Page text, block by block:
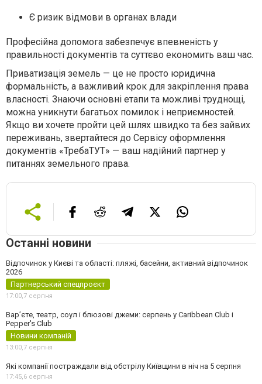
Є ризик відмови в органах влади
Професійна допомога забезпечує впевненість у
правильності документів та суттєво економить ваш час.
Приватизація земель — це не просто юридична
формальність, а важливий крок для закріплення права
власності. Знаючи основні етапи та можливі труднощі,
можна уникнути багатьох помилок і неприємностей.
Якщо ви хочете пройти цей шлях швидко та без зайвих
переживань, звертайтеся до Сервісу оформлення
документів «ТребаТУТ» — ваш надійний партнер у
питаннях земельного права.
Останні новини
Відпочинок у Києві та області: пляжі, басейни, активний відпочинок
2026
Партнерський спецпроєкт
17:00,7 серпня
Вар’єте, театр, соул і блюзові джеми: серпень у Caribbean Club і
Pepper's Club
Новини компаній
13:00,7 серпня
Які компанії постраждали від обстрілу Київщини в ніч на 5 серпня
17:45,6 серпня